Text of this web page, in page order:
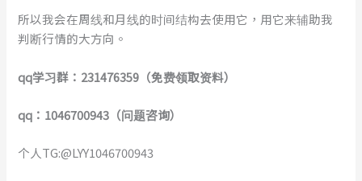
所以我会在周线和月线的时间结构去使用它，用它来辅助我
判断行情的大方向。
qq学习群：231476359 （免费领取资料）
qq： 1046700943 （问题咨询）
个人TG:@LYY1046700943